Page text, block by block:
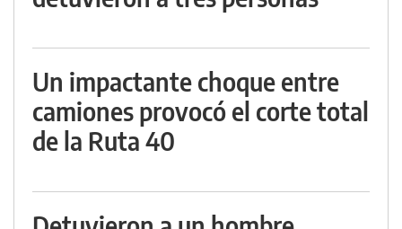
Un impactante choque entre
camiones provocó el corte total
de la Ruta 40